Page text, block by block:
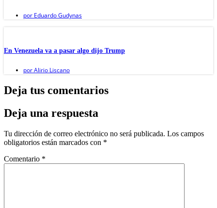
por Eduardo Gudynas
En Venezuela va a pasar algo dijo Trump
porAlirio Liscano
Deja tus comentarios
Deja una respuesta
Tu dirección de correo electrónico no será publicada. Los campos
obligatorios están marcados con *
Comentario *